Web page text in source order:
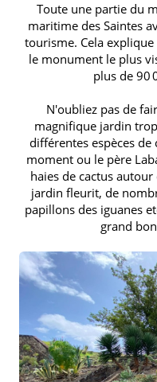
Toute une partie du
maritime des Saintes
tourisme. Cela
le monument le plus
plus de 90
N'oubliez pas de
magnifique jardin
différentes espèces de
moment ou le père
haies de cactus
jardin fleurit, de
papillons des iguanes
grand